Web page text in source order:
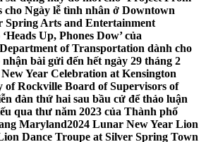
cho Ngày lễ tình nhân ở Downtown
Spring Arts and Entertainment
Up, Phones Dow’ của
of Transportation dành cho
bài gửi đến hết ngày 29 tháng 2
Year Celebration at Kensington
of Rockville Board of Supervisors of
đàn thứ hai sau bầu cử để thảo luận
qua thư năm 2023 của Thành phố
Maryland2024 Lunar New Year Lion
Dance Troupe at Silver Spring Town